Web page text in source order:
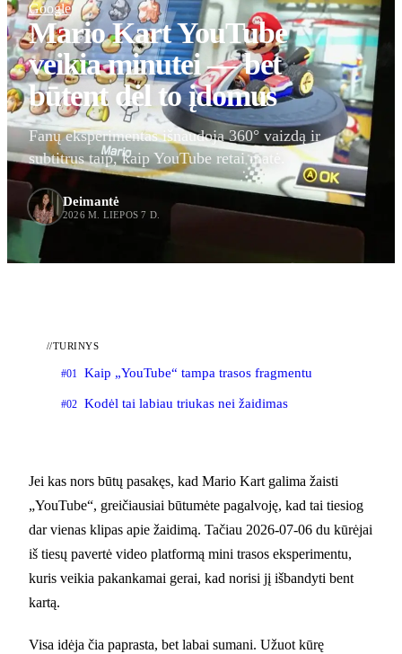
Google
Mario Kart YouTube
veikia minutei — bet
būtent dėl to įdomus
Fanų eksperimentas išnaudoja 360° vaizdą ir
subtitrus taip, kaip YouTube retai matė.
Deimantė
2026 M. LIEPOS 7 D.
//TURINYS
#01 Kaip „YouTube“ tampa trasos fragmentu
#02 Kodėl tai labiau triukas nei žaidimas
Jei kas nors būtų pasakęs, kad Mario Kart galima žaisti
„YouTube“, greičiausiai būtumėte pagalvoję, kad tai tiesiog
dar vienas klipas apie žaidimą. Tačiau 2026-07-06 du kūrėjai
iš tiesų pavertė video platformą mini trasos eksperimentu,
kuris veikia pakankamai gerai, kad norisi jį išbandyti bent
kartą.
Visa idėja čia paprasta, bet labai sumani. Užuot kūrę